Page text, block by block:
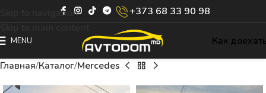
Skip to navigation
+373 68 33 90 98
MENU
Как
Главная Каталог Mercedes